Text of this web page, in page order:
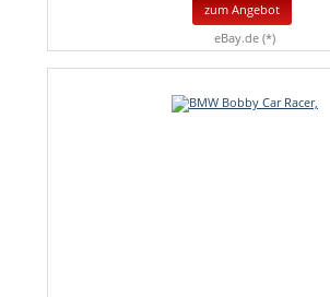
zum Angebot
eBay.de (*)